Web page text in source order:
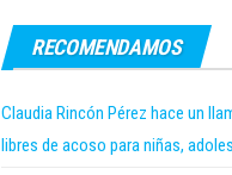
RECOMENDAMOS
Claudia Rincón Pérez hace un
libres de acoso para niñas,